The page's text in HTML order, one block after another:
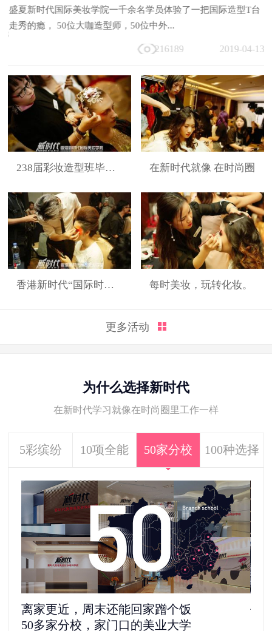
盛夏新时代国际美妆学院一千余名学员体验了一把国际造型T台
走秀的瘾， 50位大咖造型师，50位中外...
216189 2019-04-13
238届彩妆造型班毕业展 在新时代就像 在时尚圈
香港新时代“国际时装周”展演造型 每时美妆，玩转化妆。
更多活动
为什么选择新时代
在新时代学习就像在时尚圈里工作一样
5彩缤纷 10项全能 50家分校 100种选择
离家更近，周末还能回家蹭个饭
50多家分校，家门口的美业大学
去